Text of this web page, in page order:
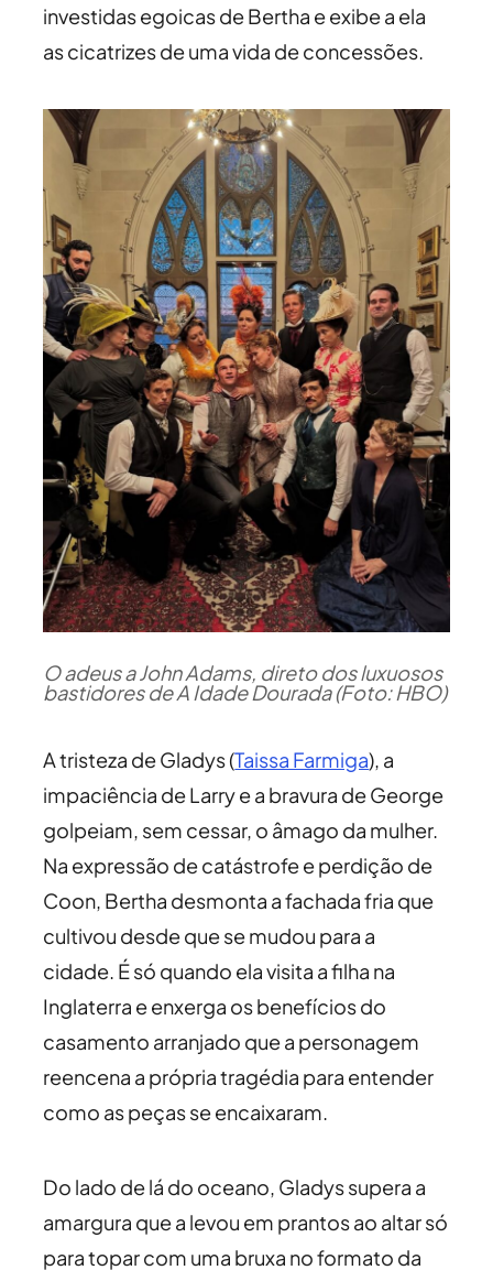
investidas egoicas de Bertha e exibe a ela
as cicatrizes de uma vida de concessões.
O adeus a John Adams, direto dos luxuosos
bastidores de A Idade Dourada (Foto: HBO)
A tristeza de Gladys (Taissa Farmiga), a
impaciência de Larry e a bravura de George
golpeiam, sem cessar, o âmago da mulher.
Na expressão de catástrofe e perdição de
Coon, Bertha desmonta a fachada fria que
cultivou desde que se mudou para a
cidade. É só quando ela visita a filha na
Inglaterra e enxerga os benefícios do
casamento arranjado que a personagem
reencena a própria tragédia para entender
como as peças se encaixaram.
Do lado de lá do oceano, Gladys supera a
amargura que a levou em prantos ao altar só
para topar com uma bruxa no formato da